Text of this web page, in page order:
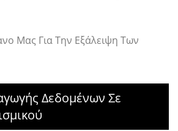
Μας Για Την Εξάλειψη Των
Δεδομένων Σε